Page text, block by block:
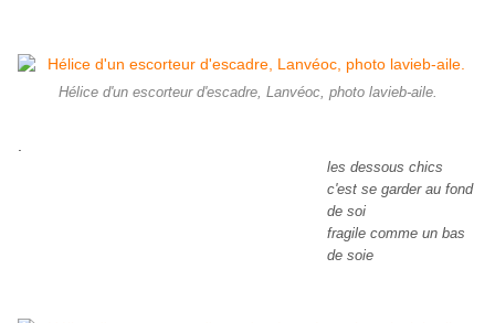
Hélice d'un escorteur d'escadre, Lanvéoc, photo lavieb-aile.
les dessous chics
c'est se garder au fond
de soi
fragile comme un bas
de soie